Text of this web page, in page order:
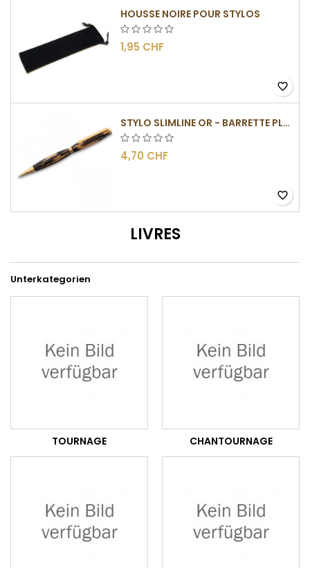
HOUSSE NOIRE POUR STYLOS
1,95 CHF
favorite_border
STYLO SLIMLINE OR - BARRETTE PLATE
4,70 CHF
favorite_border
LIVRES
Unterkategorien
TOURNAGE CHANTOURNAGE